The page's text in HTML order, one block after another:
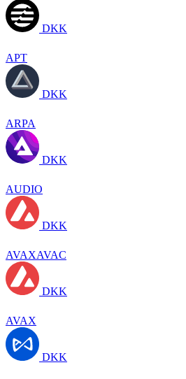
DKK
APT
DKK
ARPA
DKK
AUDIO
DKK
AVAXAVAC
DKK
AVAX
DKK